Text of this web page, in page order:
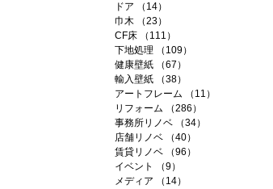
ドア
（14）
巾木
（23）
CF床
（111）
下地処理
（109）
健康壁紙
（67）
輸入壁紙
（38）
アートフレーム
（11）
リフォーム
（286）
事務所リノベ
（34）
店舗リノベ
（40）
賃貸リノベ
（96）
イベント
（9）
メディア
（14）